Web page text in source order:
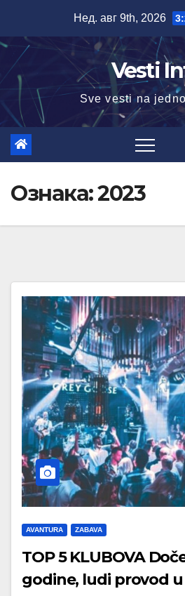
content
Нед. авг 9th, 2026
Vesti
Sve vesti na
Ознака:2023
AVANTURA ZABAVA
TOP 5 KLUBOVA
godine, ludi provod